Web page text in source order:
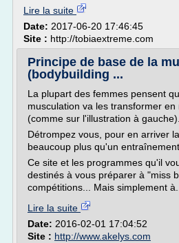
Lire la suite
Date: 2017-06-20 17:46:45
Site : http://tobiaextreme.com
Principe de base de la
(bodybuilding ...
La plupart des femmes pensent
musculation va les transformer en
(comme sur l'illustration à gauche).
Détrompez vous, pour en arriver
beaucoup plus qu'un
Ce site et les programmes qu'il
destinés à vous préparer à "miss
compétitions... Mais simplement à...
Lire la suite
Date: 2016-02-01 17:04:52
Site : http://www.akelys.com